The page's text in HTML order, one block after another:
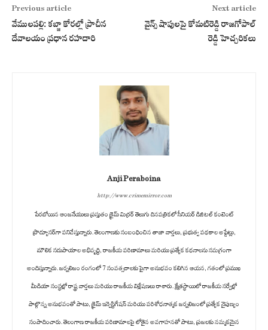
Previous article
వేములపల్లి: క‌బ్జా కోర‌ల్లో ప్రాచీన
దేవాల‌యం ప్రధాన రహదారి
Next article
వైన్స్ షాపులపై కోమటిరెడ్డి రాజగోపాల్
రెడ్డి హెచ్చరికలు
Anji Peraboina
http://www.crimemirror.com
పేరబోయిన ఆంజనేయులు ప్రస్తుతం క్రైమ్ మిర్రర్ తెలుగు దినపత్రికలో సీనియర్ డిజిటల్ కంటెంట్
ప్రొడ్యూసర్‌గా పనిచేస్తున్నారు. తెలంగాణకు సంబంధించిన తాజా వార్తలు, ప్రభుత్వ పథకాల అప్డేట్లు,
మౌలిక సదుపాయాల అభివృద్ధి, రాజకీయ పరిణామాలు మరియు ప్రత్యేక కథనాలను సమగ్రంగా
అందిస్తున్నారు. జర్నలిజం రంగంలో 7 సంవత్సరాలకు పైగా అనుభవం కలిగిన ఆయన, గతంలో ప్రముఖ
మీడియా సంస్థల్లో రాష్ట్ర వార్తలు మరియు రాజకీయ విశ్లేషణలు రాశారు. క్షేత్రస్థాయిలో రాజకీయ సర్వేల్లో
పాల్గొన్న అనుభవంతో పాటు, క్రైమ్ ఇన్వెస్టిగేషన్ మరియు పరిశోధనాత్మక జర్నలిజంలో ప్రత్యేక నైపుణ్యం
సంపాదించారు. తెలంగాణ రాజకీయ పరిణామాలపై లోతైన అవగాహనతో పాటు, ప్రజలకు నమ్మకమైన